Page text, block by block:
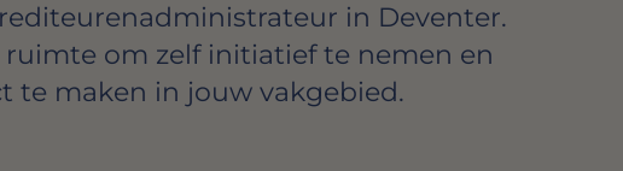
in Deventer.
om zelf initiatief te nemen en
te maken in jouw vakgebied.